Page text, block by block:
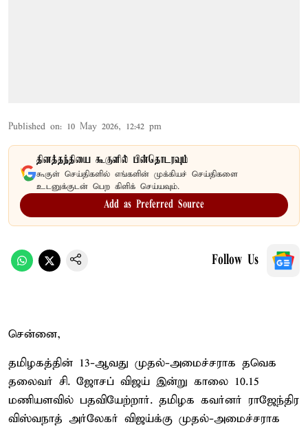
Published on: 10 May 2026, 12:42 pm
தினத்தந்தியை கூகுளில் பின்தொடரவும்
கூகுள் செய்திகளில் எங்களின் முக்கியச் செய்திகளை
உடனுக்குடன் பெற கிளிக் செய்யவும்.
Add as Preferred Source
Follow Us
சென்னை,
தமிழகத்தின் 13-ஆவது முதல்-அமைச்சராக தவெக
தலைவர் சி. ஜோசப் விஜய் இன்று காலை 10.15
மணியளவில் பதவியேற்றார். தமிழக கவர்னர் ராஜேந்திர
விஸ்வநாத் அர்லேகர் விஜய்க்கு முதல்-அமைச்சராக